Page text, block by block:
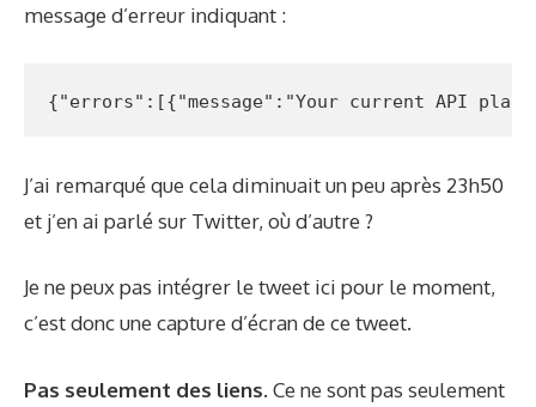
message d’erreur indiquant :
{"errors":[{"message":"Your current API
J’ai remarqué que cela diminuait un peu après 23h50
et j’en ai parlé sur Twitter, où d’autre ?
Je ne peux pas intégrer le tweet ici pour le moment,
c’est donc une capture d’écran de ce tweet.
Pas seulement des liens. Ce ne sont pas seulement